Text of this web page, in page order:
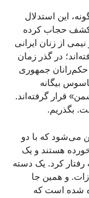
این استدلال
کشف حجاب کرده
از زنان ایرانی
در گذر زمان
جمهوری
بیگانه
قرار گرفته‌اند.
بگذریم.
می‌شود که با دو
هستند و یک
رفتار کرد. یک دسته
و همین جا
شده است که